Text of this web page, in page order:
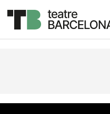
Descripció Fitxa